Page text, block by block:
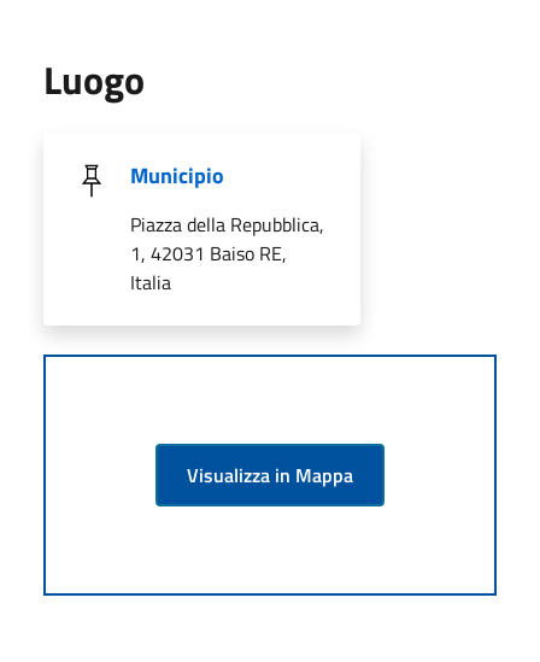
Luogo
Municipio
Piazza della Repubblica,
1, 42031 Baiso RE,
Italia
Visualizza in Mappa